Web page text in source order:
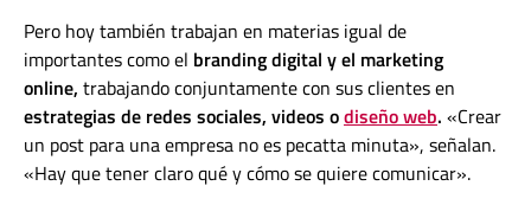
Pero hoy también trabajan en materias igual de
importantes como el branding digital y el marketing
online, trabajando conjuntamente con sus clientes en
estrategias de redes sociales, videos odiseño web. «Crear
un post para una empresa no es pecatta minuta», señalan.
«Hay que tener claro qué y cómo se quiere comunicar».